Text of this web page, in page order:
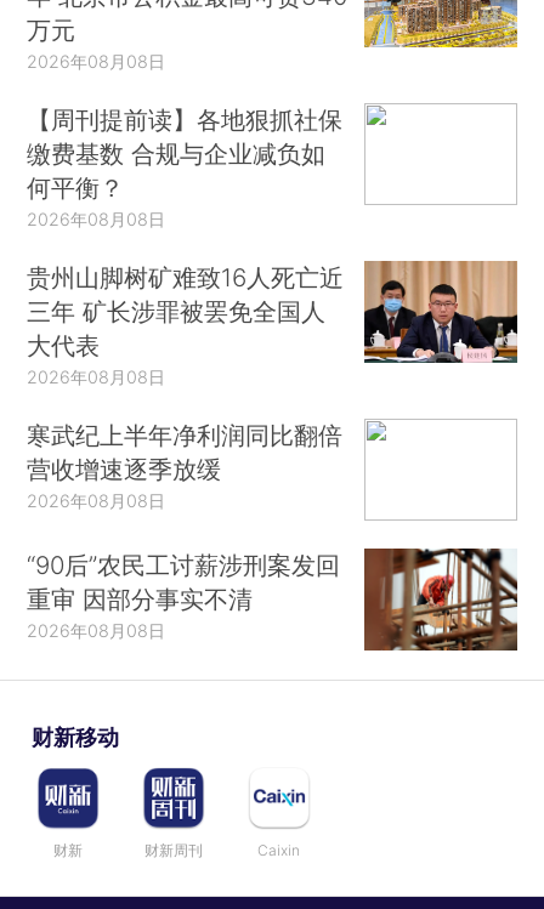
万元
2026年08月08日
【周刊提前读】各地狠抓社保
缴费基数 合规与企业减负如
何平衡？
2026年08月08日
贵州山脚树矿难致16人死亡近
三年 矿长涉罪被罢免全国人
大代表
2026年08月08日
寒武纪上半年净利润同比翻倍
营收增速逐季放缓
2026年08月08日
“90后”农民工讨薪涉刑案发回
重审 因部分事实不清
2026年08月08日
财新移动
财新 财新周刊 Caixin